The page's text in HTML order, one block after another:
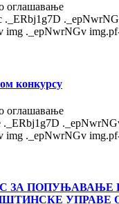
оглашавање
._ERbj1g7D
img ._epNwrNGv
конкурсу
оглашавање
img ._epNwrNGv
ЗА ПОПУЊАВАЊЕ
УПРАВЕ